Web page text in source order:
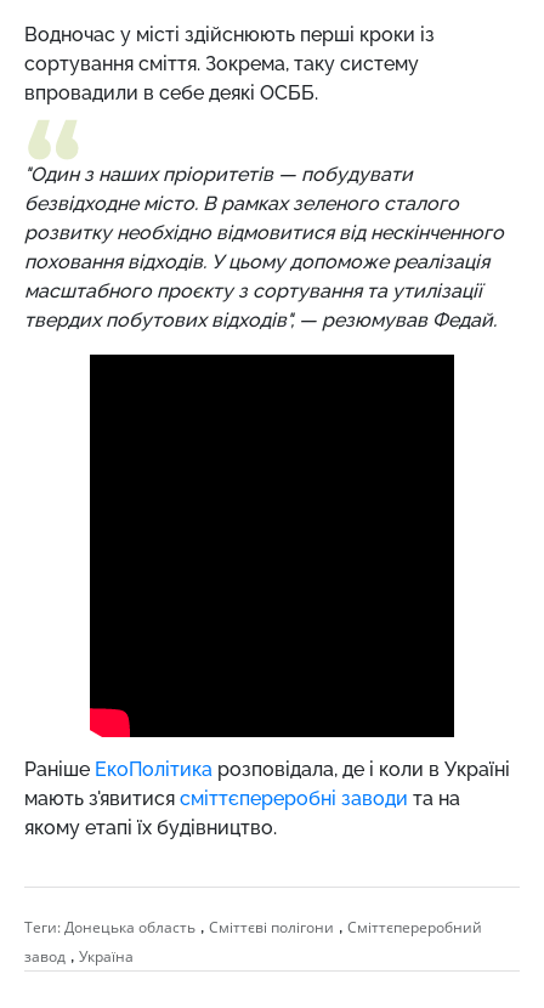
Водночас у місті здійснюють перші кроки із
сортування сміття. Зокрема, таку систему
впровадили в себе деякі ОСББ.
"Один з наших пріоритетів — побудувати
безвідходне місто. В рамках зеленого сталого
розвитку необхідно відмовитися від нескінченного
поховання відходів. У цьому допоможе реалізація
масштабного проєкту з сортування та утилізації
твердих побутових відходів", — резюмував Федай.
Раніше ЕкоПолітика розповідала, де і коли в Україні
мають з'явитися сміттєпереробні заводи та на
якому етапі їх будівництво.
Теги:Донецька область , Сміттєві полігони , Сміттєпереробний
завод , Україна